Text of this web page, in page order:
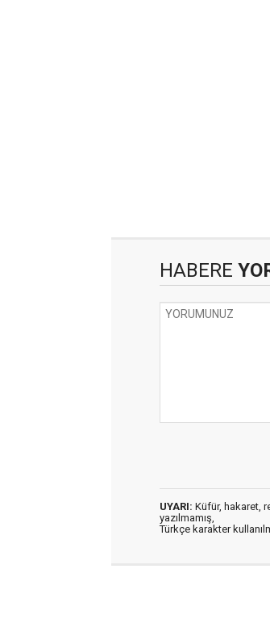
HABERE
UYARI: Küfür, hakaret,
yazılmamış,
Türkçe karakter